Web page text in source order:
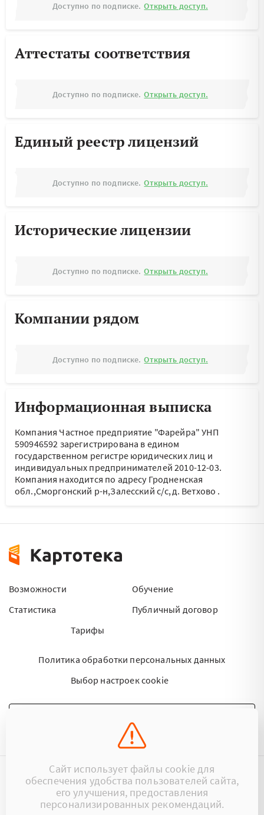
Доступно по подписке. Открыть доступ.
Аттестаты соответствия
Доступно по подписке. Открыть доступ.
Единый реестр лицензий
Доступно по подписке. Открыть доступ.
Исторические лицензии
Доступно по подписке. Открыть доступ.
Компании рядом
Доступно по подписке. Открыть доступ.
Информационная выписка
Компания Частное предприятие "Фарейра" УНП
590946592 зарегистрирована в едином
государственном регистре юридических лиц и
индивидуальных предпринимателей 2010-12-03.
Компания находится по адресу Гродненская
обл.,Сморгонский р-н,Залесский с/с,д. Ветхово .
Возможности
Статистика
Тарифы
Обучение
Публичный договор
Политика обработки персональных данных
Выбор настроек cookie
НАПИСАТЬ ПИСЬМО
©2015 - 2026 Kartoteka.by Все права защищены.
+375 (29) 17-383-17 ООО «Картотека»
Сайт использует файлы cookie для
обеспечения удобства пользователей сайта,
его улучшения, предоставления
персонализированных рекомендаций.